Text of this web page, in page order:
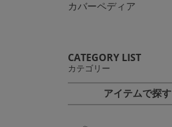
カバーペディア
CATEGORY LIST
カテゴリー
アイテムで探す